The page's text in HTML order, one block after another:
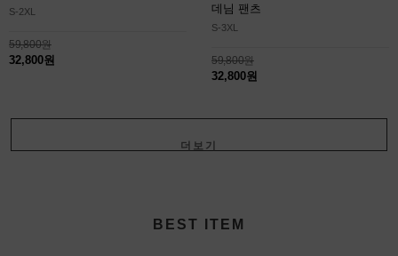
S-2XL
59,800원
32,800원
데님 팬츠
S-3XL
59,800원
32,800원
BEST ITEM